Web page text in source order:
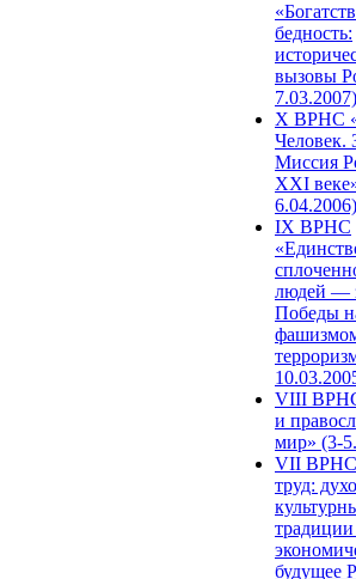
бедность:
вызовы
7.03.2007)
X ВРНС
Человек.
Миссия
XXI
6.04.2006)
IX ВРНС
людей —
Победы
VIII
и
мир» (3-
VII ВРНС
труд:
будущее